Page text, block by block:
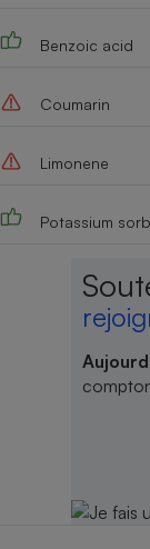
Benzoic acid
Coumarin
Limonene
Potassium